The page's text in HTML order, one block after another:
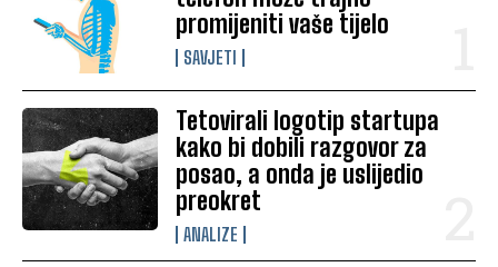
promijeniti vaše tijelo
SAVJETI
Tetovirali logotip startupa
kako bi dobili razgovor za
posao, a onda je uslijedio
preokret
ANALIZE